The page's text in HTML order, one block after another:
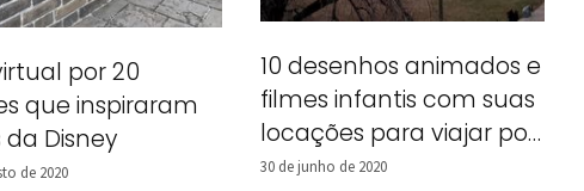
por 20
que inspiraram
Disney
de 2020
10 desenhos animados e
filmes infantis com suas
locações para viajar por
Nova York!
30 de junho de 2020